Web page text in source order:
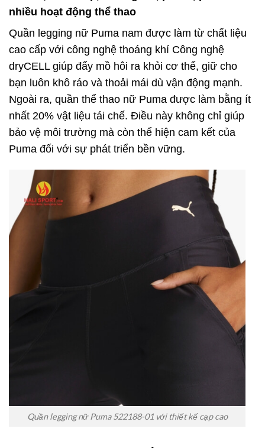
nhiều hoạt động thể thao
Quần legging nữ Puma nam được làm từ chất liệu
cao cấp với công nghệ thoáng khí Công nghệ
dryCELL giúp đẩy mồ hôi ra khỏi cơ thể, giữ cho
bạn luôn khô ráo và thoải mái dù vận động mạnh.
Ngoài ra, quần thể thao nữ Puma được làm bằng ít
nhất 20% vật liệu tái chế. Điều này không chỉ giúp
bảo vệ môi trường mà còn thể hiện cam kết của
Puma đối với sự phát triển bền vững.
Quần legging nữ Puma 522188-01 với thiết kế cạp cao